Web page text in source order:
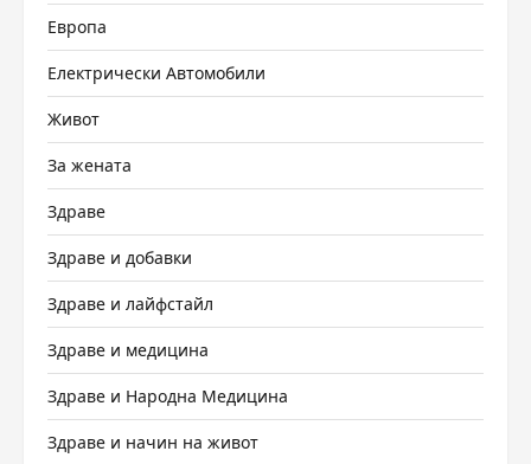
Европа
Електрически Автомобили
Живот
За жената
Здраве
Здраве и добавки
Здраве и лайфстайл
Здраве и медицина
Здраве и Народна Медицина
Здраве и начин на живот